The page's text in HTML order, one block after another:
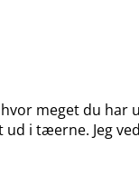
meget du
i tæerne. Jeg